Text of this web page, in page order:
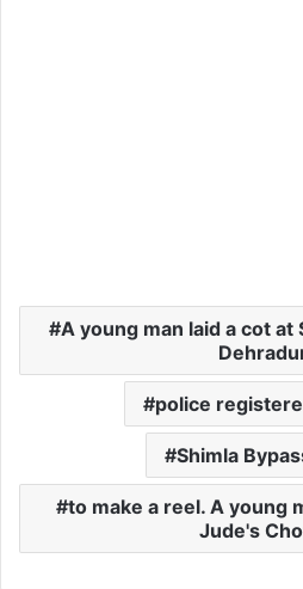
A young man laid a cot at
police
Shimla
to make a reel. A young
Jude's